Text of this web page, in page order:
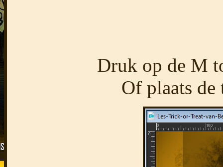
Druk op de M
Of plaats de